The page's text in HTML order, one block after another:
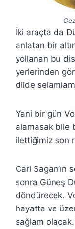
İki araçta da
anlatan bir
yollanan bu
yerlerinden
dilde
Yani bir gün
alamasak bile
ilettiğimiz son
Carl Sagan’ın
sonra Güneş
döndürecek.
hayatta ve
sağlam